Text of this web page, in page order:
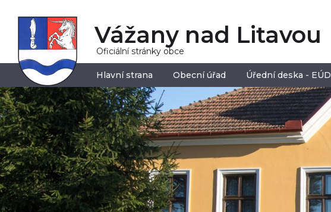
Vážany nad Litavou
Oficiální stránky obce
Hlavní strana Obecní úřad Úřední deska - EÚD